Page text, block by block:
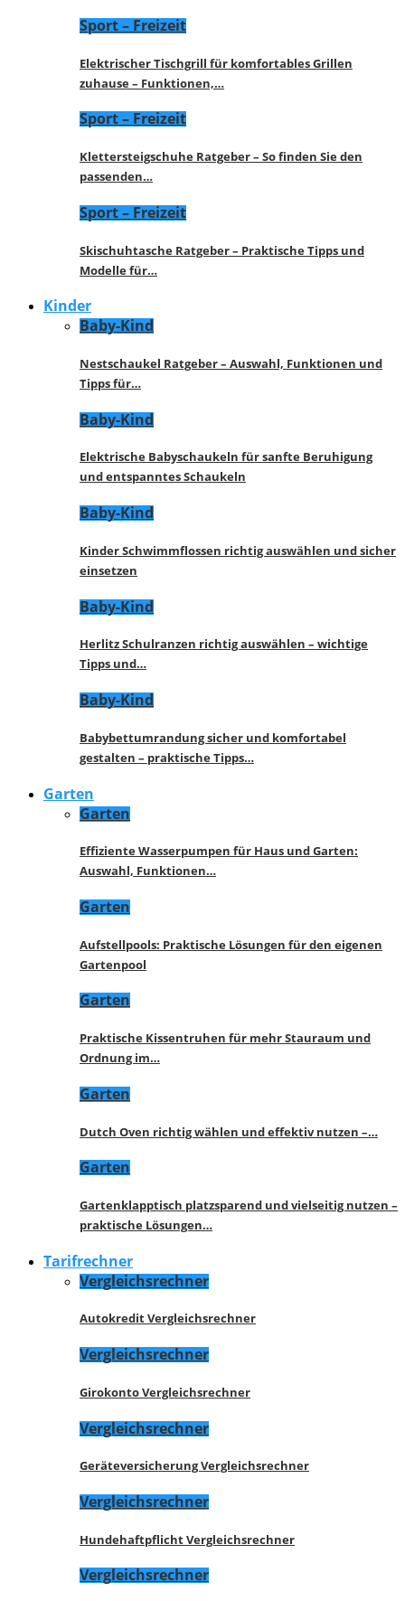
Sport – Freizeit
Elektrischer Tischgrill für komfortables Grillen
zuhause – Funktionen,…
Sport – Freizeit
Klettersteigschuhe Ratgeber – So finden Sie den
passenden…
Sport – Freizeit
Skischuhtasche Ratgeber – Praktische Tipps und
Modelle für…
Kinder
Baby-Kind
Nestschaukel Ratgeber – Auswahl, Funktionen und
Tipps für…
Baby-Kind
Elektrische Babyschaukeln für sanfte Beruhigung
und entspanntes Schaukeln
Baby-Kind
Kinder Schwimmflossen richtig auswählen und sicher
einsetzen
Baby-Kind
Herlitz Schulranzen richtig auswählen – wichtige
Tipps und…
Baby-Kind
Babybettumrandung sicher und komfortabel
gestalten – praktische Tipps…
Garten
Garten
Effiziente Wasserpumpen für Haus und Garten:
Auswahl, Funktionen…
Garten
Aufstellpools: Praktische Lösungen für den eigenen
Gartenpool
Garten
Praktische Kissentruhen für mehr Stauraum und
Ordnung im…
Garten
Dutch Oven richtig wählen und effektiv nutzen –…
Garten
Gartenklapptisch platzsparend und vielseitig nutzen –
praktische Lösungen…
Tarifrechner
Vergleichsrechner
Autokredit Vergleichsrechner
Vergleichsrechner
Girokonto Vergleichsrechner
Vergleichsrechner
Geräteversicherung Vergleichsrechner
Vergleichsrechner
Hundehaftpflicht Vergleichsrechner
Vergleichsrechner